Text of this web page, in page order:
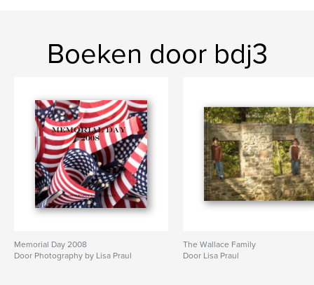
Boeken door bdj3
Memorial Day 2008
Door Photography by Lisa Praul
The Wallace Family
Door Lisa Praul